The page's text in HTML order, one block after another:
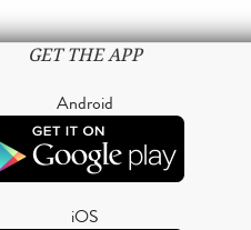
GET THE APP
Android
iOS